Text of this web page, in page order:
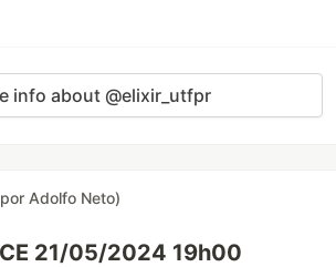
info about @elixir_utfpr
Adolfo Neto)
21/05/2024 19h00